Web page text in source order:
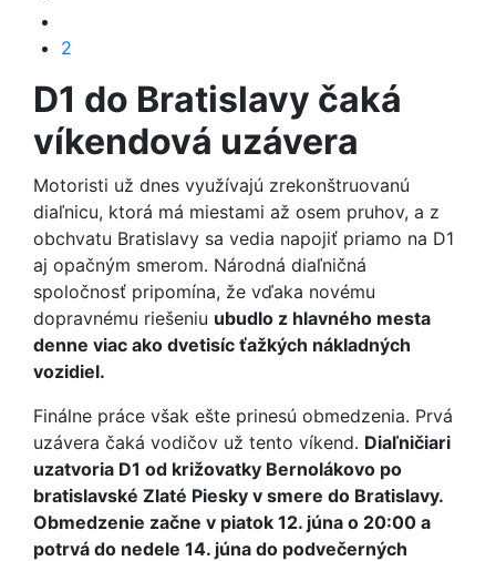
2
D1 do Bratislavy čaká
víkendová uzávera
Motoristi už dnes využívajú zrekonštruovanú
diaľnicu, ktorá má miestami až osem pruhov, a z
obchvatu Bratislavy sa vedia napojiť priamo na D1
aj opačným smerom. Národná diaľničná
spoločnosť pripomína, že vďaka novému
dopravnému riešeniu ubudlo z hlavného mesta
denne viac ako dvetisíc ťažkých nákladných
vozidiel.
Finálne práce však ešte prinesú obmedzenia. Prvá
uzávera čaká vodičov už tento víkend. Diaľničiari
uzatvoria D1 od križovatky Bernolákovo po
bratislavské Zlaté Piesky v smere do Bratislavy.
Obmedzenie začne v piatok 12. júna o 20:00 a
potrvá do nedele 14. júna do podvečerných